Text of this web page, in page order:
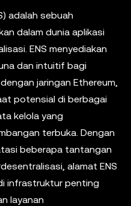
adalah sebuah
dalam dunia aplikasi
ENS menyediakan
dan intuitif bagi
jaringan Ethereum,
potensial di berbagai
kelola yang
terbuka. Dengan
beberapa tantangan
alamat ENS
infrastruktur penting
layanan